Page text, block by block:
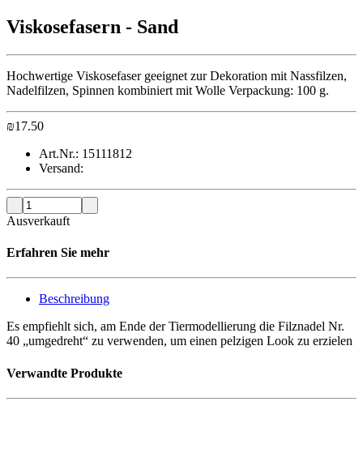
Viskosefasern - Sand
Hochwertige Viskosefaser geeignet zur Dekoration mit Nassfilzen,
Nadelfilzen, Spinnen kombiniert mit Wolle Verpackung: 100 g.
₪17.50
Art.Nr.: 15111812
Versand:
Ausverkauft
Erfahren Sie mehr
Beschreibung
Es empfiehlt sich, am Ende der Tiermodellierung die Filznadel Nr.
40 „umgedreht“ zu verwenden, um einen pelzigen Look zu erzielen
Verwandte Produkte